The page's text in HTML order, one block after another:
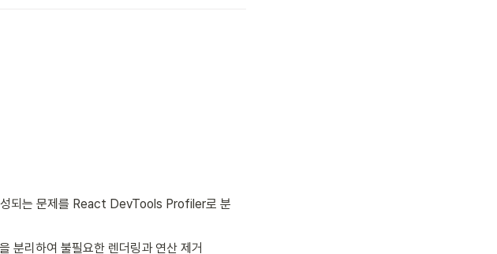
되는 문제를 React DevTools Profiler로 분
분리하여 불필요한 렌더링과 연산 제거